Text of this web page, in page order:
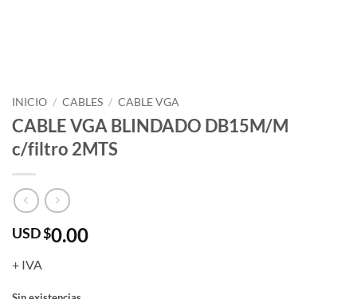
INICIO / CABLES / CABLE VGA
CABLE VGA BLINDADO DB15M/M
c/filtro 2MTS
USD $0.00
+ IVA